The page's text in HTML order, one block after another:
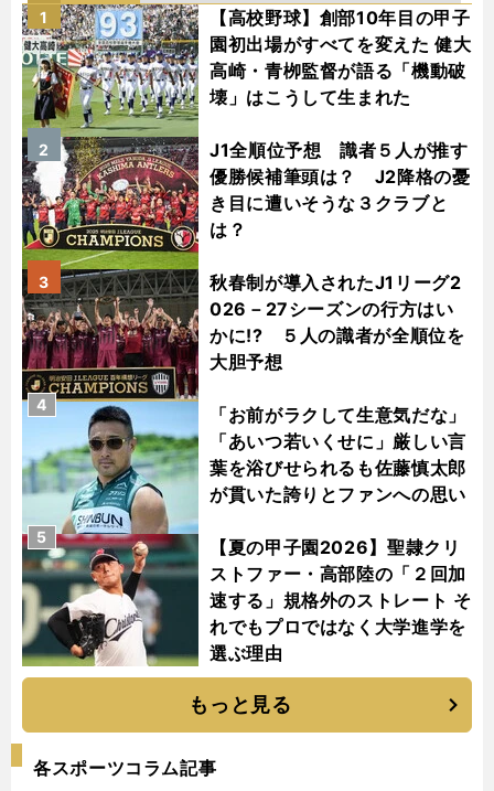
【高校野球】創部10年目の甲子
園初出場がすべてを変えた 健大
高崎・青栁監督が語る「機動破
壊」はこうして生まれた
1
J1全順位予想 識者５人が推す
優勝候補筆頭は？ J2降格の憂
き目に遭いそうな３クラブと
は？
2
秋春制が導入されたJ1リーグ2
026－27シーズンの行方はい
かに!? ５人の識者が全順位を
大胆予想
3
「お前がラクして生意気だな」
「あいつ若いくせに」厳しい言
葉を浴びせられるも佐藤慎太郎
が貫いた誇りとファンへの思い
4
【夏の甲子園2026】聖隷クリ
ストファー・高部陸の「２回加
速する」規格外のストレート そ
れでもプロではなく大学進学を
選ぶ理由
5
もっと見る
各スポーツコラム記事